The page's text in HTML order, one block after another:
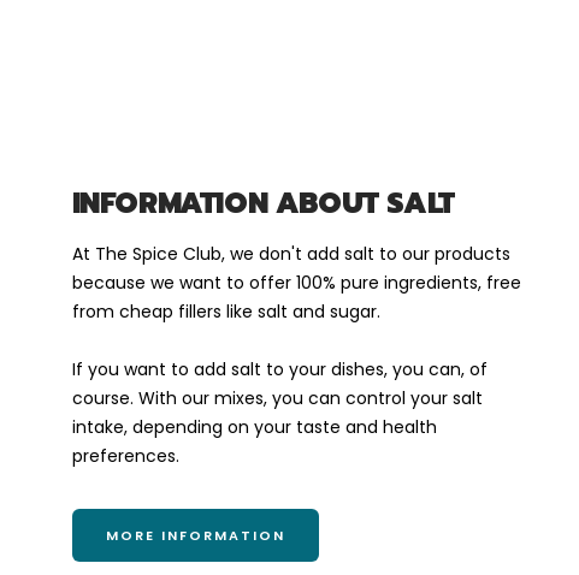
INFORMATION ABOUT SALT
At The Spice Club, we don't add salt to our products
because we want to offer 100% pure ingredients, free
from cheap fillers like salt and sugar.
If you want to add salt to your dishes, you can, of
course. With our mixes, you can control your salt
intake, depending on your taste and health
preferences.
MORE INFORMATION